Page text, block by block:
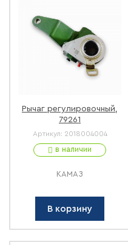
Рычаг регулировочный,
79261
Артикул: 2018004004
в наличии
КАМАЗ
В корзину